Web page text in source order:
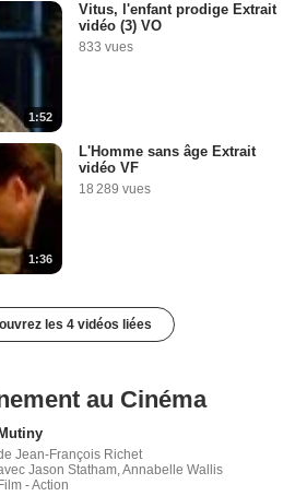
1:52
Vitus, l'enfant prodige Extrait
vidéo (3) VO
833 vues
1:36
L'Homme sans âge Extrait
vidéo VF
18 289 vues
les 4 vidéos liées
au Cinéma
Mutiny
Jean-François Richet
Jason Statham, Annabelle Wallis
Film - Action